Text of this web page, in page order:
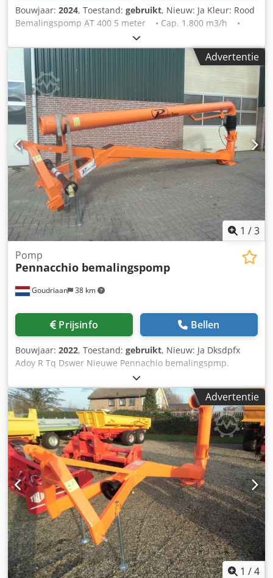
Bouwjaar: 2024, Toestand: gebruikt, Nieuw: Ja Kleur: Rood
Bemalingspomp AT 400 5 meter • Cap. 1.800 m3/h •
Benodigd vermogen 85 pk • Frame lengte 5m (ook in 4m
en 6m) • Werkdiepte 3.60m Djdpfx Adsy R Tq Rjwjkr •
Robuust frame • Compleet met aftakas Staat: Nieuw
Bouwjaar: 2024
Advertentie
1 /3
Goudriaan 38 km
Pomp
Pennacchio bemalingspomp
Prijsinfo Bellen
Bouwjaar: 2022, Toestand: gebruikt, Nieuw: Ja Dksdpfx
Adoy R Tq Dswer Nieuwe Pennachio bemalingspmp.
Buisdiameter 25 cm, frame lengte 6 meter. Capaciteit
792m3 per uur. 45 pk benodigd vermogen. Staat: Nieuw
Bouwjaar: 2022
Advertentie
1 /4